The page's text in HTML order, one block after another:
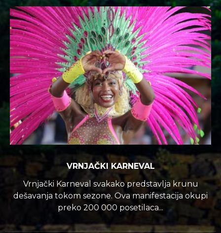
VRNJAČKI KARNEVAL
Vrnjački Karneval svakako predstavlja krunu
dešavanja tokom sezone. Ova manifestacija okupi
preko 200 000 posetilaca...